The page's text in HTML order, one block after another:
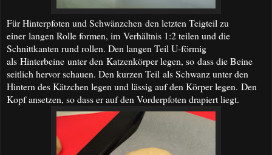
Für Hinterpfoten und Schwänzchen den letzten Teigteil zu
einer langen Rolle formen, im Verhältnis 1:2 teilen und die
Schnittkanten rund rollen. Den langen Teil U-förmig
als Hinterbeine unter den Katzenkörper legen, so dass die Beine
seitlich hervor schauen. Den kurzen Teil als Schwanz unter den
Hintern des Kätzchen legen und lässig auf den Körper legen. Den
Kopf ansetzen, so dass er auf den Vorderpfoten drapiert liegt.